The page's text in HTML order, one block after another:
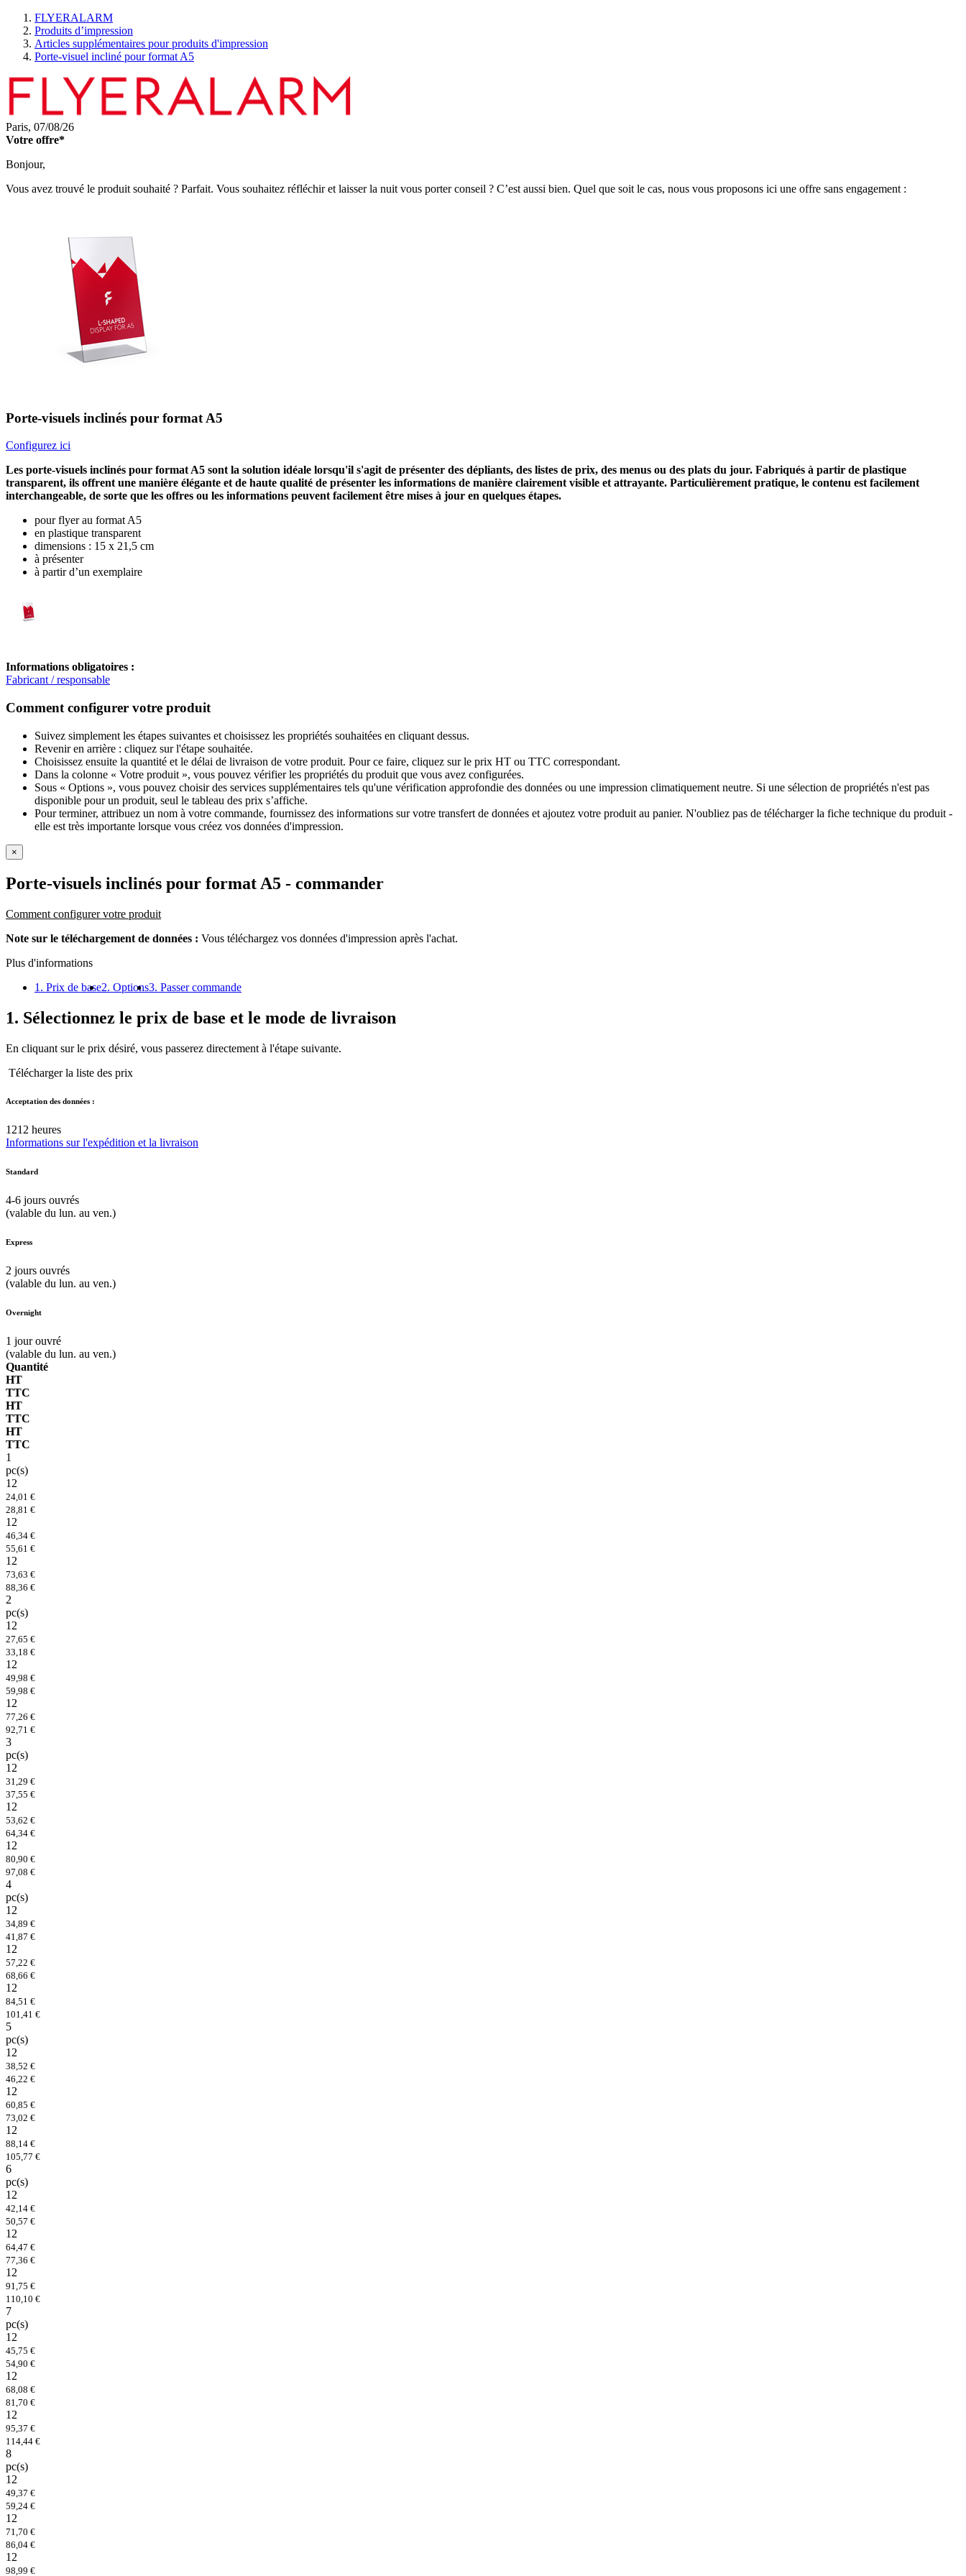
FLYERALARM
Produits d’impression
Articles supplémentaires pour produits d'impression
Porte-visuel incliné pour format A5
Paris, 07/08/26
Votre offre*
Bonjour,
Vous avez trouvé le produit souhaité ? Parfait. Vous souhaitez réfléchir et laisser la nuit vous porter conseil ? C’est aussi bien. Quel que soit le cas, nous vous proposons ici une offre sans engagement :
Porte-visuels inclinés pour format A5
Configurez ici
Les porte-visuels inclinés pour format A5 sont la solution idéale lorsqu'il s'agit de présenter des dépliants, des listes de prix, des menus ou des plats du jour. Fabriqués à partir de plastique
transparent, ils offrent une manière élégante et de haute qualité de présenter les informations de manière clairement visible et attrayante. Particulièrement pratique, le contenu est facilement
interchangeable, de sorte que les offres ou les informations peuvent facilement être mises à jour en quelques étapes.
pour flyer au format A5
en plastique transparent
dimensions : 15 x 21,5 cm
à présenter
à partir d’un exemplaire
Informations obligatoires :
Fabricant / responsable
Comment configurer votre produit
Suivez simplement les étapes suivantes et choisissez les propriétés souhaitées en cliquant dessus.
Revenir en arrière : cliquez sur l'étape souhaitée.
Choisissez ensuite la quantité et le délai de livraison de votre produit. Pour ce faire, cliquez sur le prix HT ou TTC correspondant.
Dans la colonne « Votre produit », vous pouvez vérifier les propriétés du produit que vous avez configurées.
Sous « Options », vous pouvez choisir des services supplémentaires tels qu'une vérification approfondie des données ou une impression climatiquement neutre. Si une sélection de propriétés n'est pas
disponible pour un produit, seul le tableau des prix s’affiche.
Pour terminer, attribuez un nom à votre commande, fournissez des informations sur votre transfert de données et ajoutez votre produit au panier. N'oubliez pas de télécharger la fiche technique du produit -
elle est très importante lorsque vous créez vos données d'impression.
×
Porte-visuels inclinés pour format A5 - commander
Comment configurer votre produit
Note sur le téléchargement de données : Vous téléchargez vos données d'impression après l'achat.
Plus d'informations
1. Prix de base2. Options3. Passer commande
1. Sélectionnez le prix de base et le mode de livraison
En cliquant sur le prix désiré, vous passerez directement à l'étape suivante.
Télécharger la liste des prix
Acceptation des données :
1212 heures
Informations sur l'expédition et la livraison
Standard
4-6 jours ouvrés
(valable du lun. au ven.)
Express
2 jours ouvrés
(valable du lun. au ven.)
Overnight
1 jour ouvré
(valable du lun. au ven.)
Quantité
HT
TTC
HT
TTC
HT
TTC
1
pc(s)
12
24,01 €
28,81 €
12
46,34 €
55,61 €
12
73,63 €
88,36 €
2
pc(s)
12
27,65 €
33,18 €
12
49,98 €
59,98 €
12
77,26 €
92,71 €
3
pc(s)
12
31,29 €
37,55 €
12
53,62 €
64,34 €
12
80,90 €
97,08 €
4
pc(s)
12
34,89 €
41,87 €
12
57,22 €
68,66 €
12
84,51 €
101,41 €
5
pc(s)
12
38,52 €
46,22 €
12
60,85 €
73,02 €
12
88,14 €
105,77 €
6
pc(s)
12
42,14 €
50,57 €
12
64,47 €
77,36 €
12
91,75 €
110,10 €
7
pc(s)
12
45,75 €
54,90 €
12
68,08 €
81,70 €
12
95,37 €
114,44 €
8
pc(s)
12
49,37 €
59,24 €
12
71,70 €
86,04 €
12
98,99 €